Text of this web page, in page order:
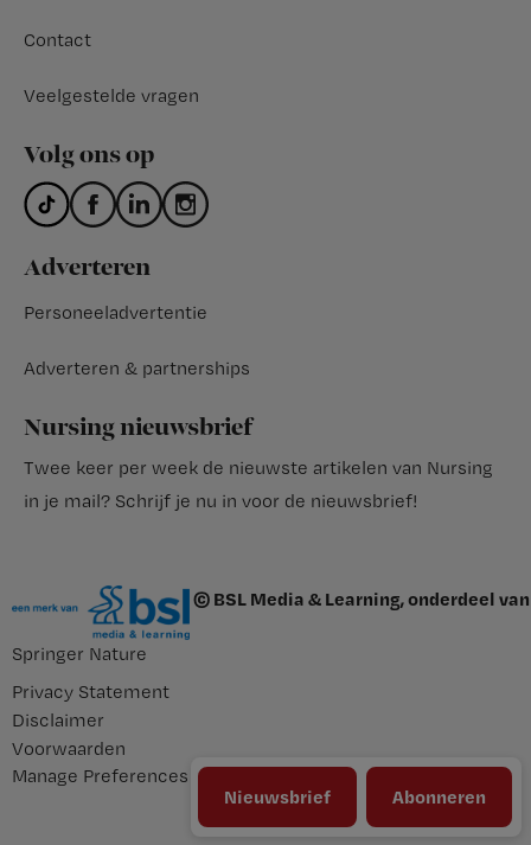
Nieuwsbrief Abonneren
Contact
Veelgestelde vragen
Volg ons op
Adverteren
Personeeladvertentie
Adverteren & partnerships
Nursing nieuwsbrief
Twee keer per week de nieuwste artikelen van Nursing
in je mail? Schrijf je nu in voor de nieuwsbrief!
© BSL Media & Learning, onderdeel van
Springer Nature
Privacy Statement
Disclaimer
Voorwaarden
Manage Preferences